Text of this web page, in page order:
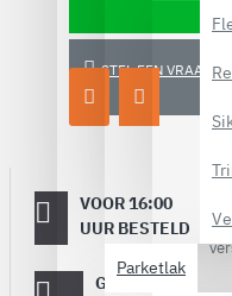
Parketlak
STEL EEN VRAAG
VOOR 16:00
UUR BESTELD
GRATIS